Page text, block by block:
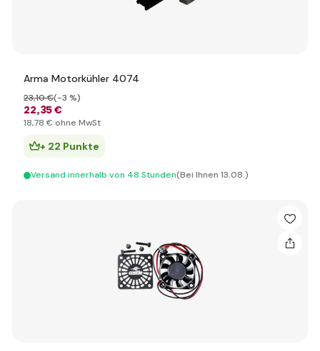
Arma Motorkühler 4074
22,35 €
23,10 €(-3 %)
18,78 € ohne MwSt
+ 22 Punkte
Versand innerhalb von 48 Stunden(Bei Ihnen 13.08.)